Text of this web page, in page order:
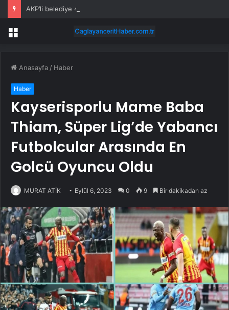
AKP’li belediye 4 kapı kilidine 340 bin TL vermiş
Menü
Anasayfa / Haber
Haber
Kayserisporlu Mame Baba
Thiam, Süper Lig’de Yabancı
Futbolcular Arasında En
Golcü Oyuncu Oldu
MURAT ATİK Eylül 6, 2023 0 9 Bir dakikadan az